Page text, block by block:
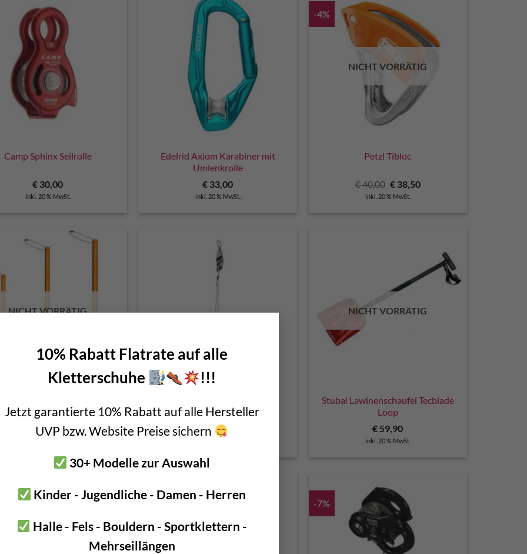
10% Rabatt Flatrate auf alle
Kletterschuhe
!!!
Jetzt garantierte 10% Rabatt auf alle Hersteller
UVP bzw. Website Preise sichern
30+ Modelle zur Auswahl
Kinder - Jugendliche - Damen - Herren
Halle - Fels - Bouldern - Sportklettern -
Mehrseillängen
Camp Sphinx Seilrolle
€ 30,00
inkl. 20 % MwSt.
Edelrid Axiom Karabiner mit
Umlenkrolle
€ 33,00
inkl. 20 % MwSt.
-4%
NICHT VORRÄTIG
Petzl Tibloc
€40,00 Ursprünglicher
Preis
war:
€38,50Aktueller
inkl. 20 % MwSt.
NICHT VORRÄTIG
39,90–€49,90 €49,90
NICHT VORRÄTIG
Stubai Lawinenschaufel Tecblade
Loop
€ 59,90
inkl. 20 % MwSt.
-7% -7%